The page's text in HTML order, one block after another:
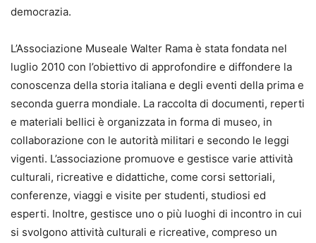
democrazia.
L’Associazione Museale Walter Rama è stata fondata nel
luglio 2010 con l’obiettivo di approfondire e diffondere la
conoscenza della storia italiana e degli eventi della prima e
seconda guerra mondiale. La raccolta di documenti, reperti
e materiali bellici è organizzata in forma di museo, in
collaborazione con le autorità militari e secondo le leggi
vigenti. L’associazione promuove e gestisce varie attività
culturali, ricreative e didattiche, come corsi settoriali,
conferenze, viaggi e visite per studenti, studiosi ed
esperti. Inoltre, gestisce uno o più luoghi di incontro in cui
si svolgono attività culturali e ricreative, compreso un